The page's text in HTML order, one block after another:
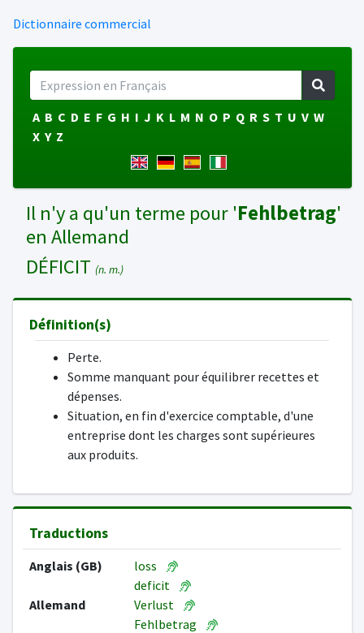
Dictionnaire commercial
A B C D E F G H I J K L M N O P Q R S T U V W
X Y Z
Il n'y a qu'un terme pour 'Fehlbetrag'
en Allemand
DÉFICIT (n. m.)
Définition(s)
Perte.
Somme manquant pour équilibrer recettes et
dépenses.
Situation, en fin d'exercice comptable, d'une
entreprise dont les charges sont supérieures
aux produits.
Traductions
Anglais (GB)
loss
deficit
Allemand
Verlust
Fehlbetrag